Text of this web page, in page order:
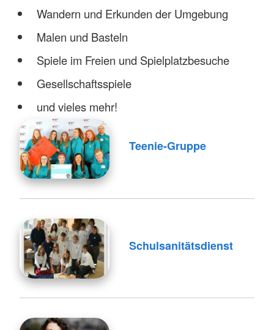
Wandern und Erkunden der Umgebung
Malen und Basteln
Spiele im Freien und Spielplatzbesuche
Gesellschaftsspiele
und vieles mehr!
Teenie-Gruppe
Schulsanitätsdienst